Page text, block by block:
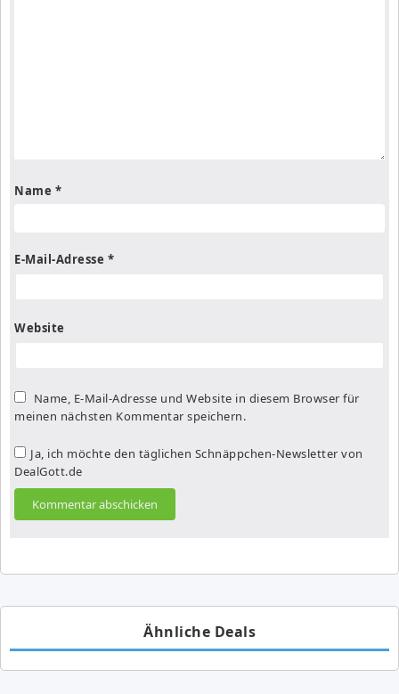
Name *
E-Mail-Adresse *
Website
Name, E-Mail-Adresse und Website in diesem Browser für
meinen nächsten Kommentar speichern.
Ja, ich möchte den täglichen Schnäppchen-Newsletter von
DealGott.de
Ähnliche Deals